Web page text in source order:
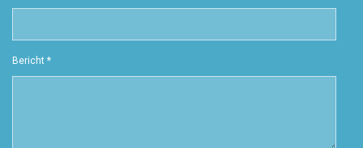
Bericht *